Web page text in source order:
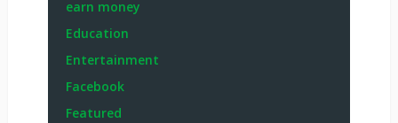
earn money
Education
Entertainment
Facebook
Featured